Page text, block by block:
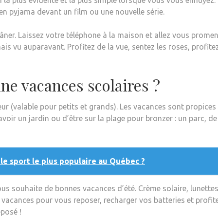
pyjama devant un film ou une nouvelle série.
Laissez votre téléphone à la maison et allez vous
vu auparavant. Profitez de la vue, sentez les roses,
vacances scolaires ?
(valable pour petits et grands). Les vacances sont propices
un jardin ou d’être sur la plage pour bronzer : un parc,
sport le plus populaire au Québec ?
souhaite de bonnes vacances d’été. Crème solaire,
pour vous reposer, recharger vos batteries et
!